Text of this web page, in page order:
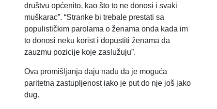
društvu općenito, kao što to ne donosi i svaki
muškarac”. “Stranke bi trebale prestati sa
populističkim parolama o ženama onda kada im
to donosi neku korist i dopustiti ženama da
zauzmu pozicije koje zaslužuju”.
Ova promišljanja daju nadu da je moguća
paritetna zastupljenost iako je put do nje još jako
dug.